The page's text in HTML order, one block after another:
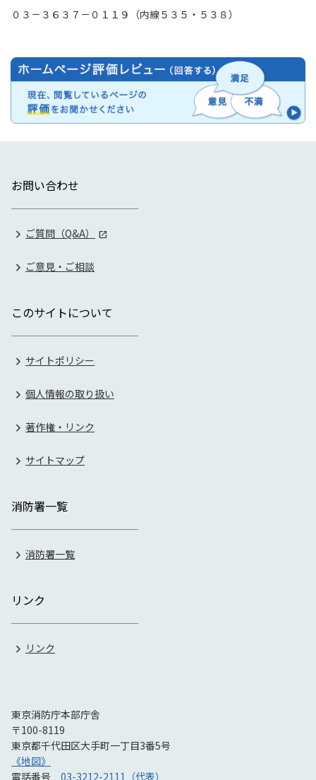
０３－３６３７－０１１９（内線５３５・５３８）
お問い合わせ
ご質問（Q&A）
ご意見・ご相談
このサイトについて
サイトポリシー
個人情報の取り扱い
著作権・リンク
サイトマップ
消防署一覧
消防署一覧
リンク
リンク
東京消防庁本部庁舎
〒100-8119
東京都千代田区大手町一丁目3番5号
《地図》
電話番号 03-3212-2111（代表）